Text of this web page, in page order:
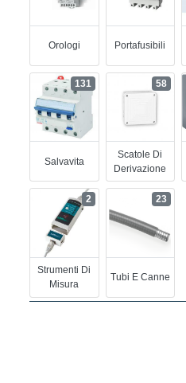
Orologi Portafusibili
Salvavita
131
Scatole Di
Derivazione
58
Strumenti Di
Misura
2
Tubi E Canne
23